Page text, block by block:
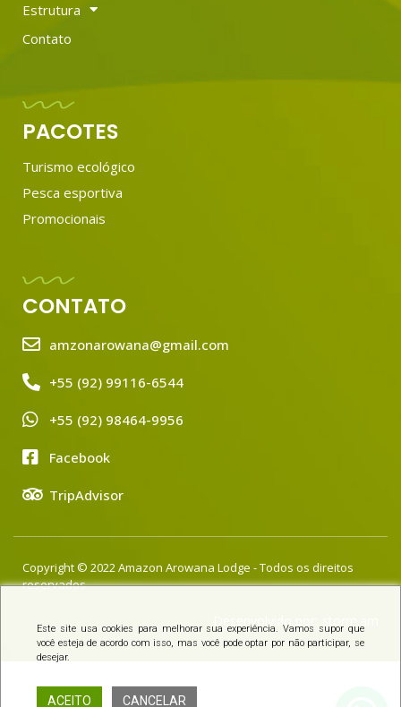
Estrutura
Contato
PACOTES
Turismo ecológico
Pesca esportiva
Promocionais
CONTATO
amzonarowana@gmail.com
+55 (92) 99116-6544
+55 (92) 98464-9956
Facebook
TripAdvisor
Copyright © 2022 Amazon Arowana Lodge - Todos os direitos
reservados
Desenvolvido por:
Este site usa cookies para melhorar sua experiência. Vamos supor que
você esteja de acordo com isso, mas você pode optar por não participar, se
desejar.
ACEITO CANCELAR